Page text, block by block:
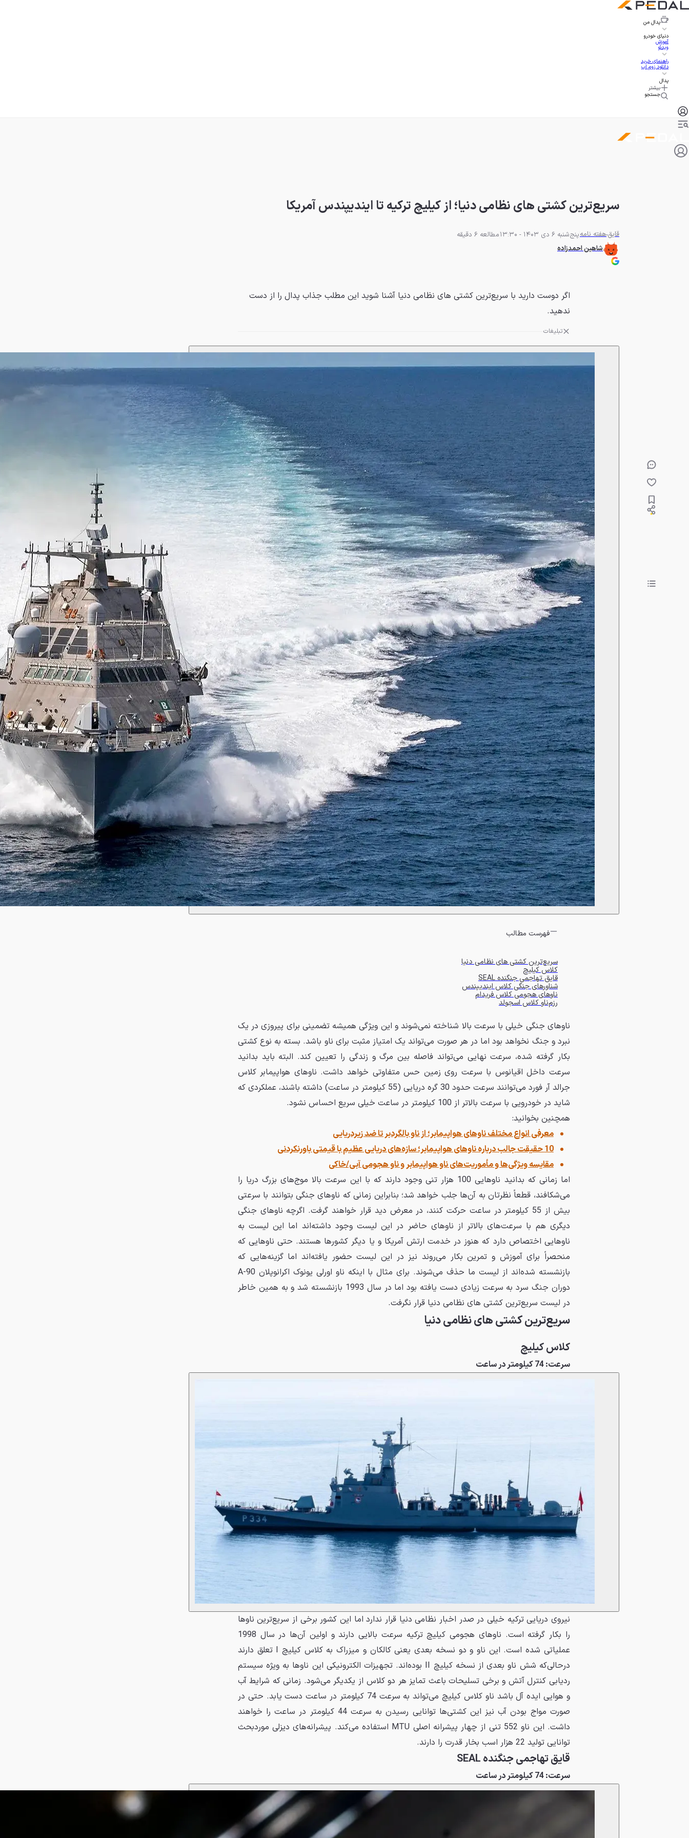
پدال من
دنیای خودرو
آموزش
ویدئو
راهنمای خرید
دانلود زوم اپ
پدال
بیشتر
جستجو
سریع‌ترین کشتی های نظامی دنیا؛ از کیلیچ ترکیه تا ایندیپندس آمریکا
قایقهفته نامهپنج‌شنبه 6 دی 1403 - 13:30
مطالعه 6 دقیقه
شاهین احمدزاده
اگر دوست دارید با سریع‌ترین کشتی های نظامی دنیا آشنا شوید این مطلب جذاب پدال را از دست
ندهید.
تبلیغات
فهرست مطالب
سریع‌ترین کشتی های نظامی دنیا
کلاس کیلیچ
قایق تهاجمی جنگنده SEAL
شناورهای جنگی کلاس ایندیپندس
ناوهای هجومی کلاس فریدام
رزم‌ناو کلاس اسجولد
ناوهای جنگی خیلی با سرعت بالا شناخته نمی‌شوند و این ویژگی همیشه تضمینی برای پیروزی در یک
نبرد و جنگ نخواهد بود اما در هر صورت می‌تواند یک امتیاز مثبت برای ناو باشد. بسته به نوع کشتی
بکار گرفته شده، سرعت نهایی می‌تواند فاصله بین مرگ و زندگی را تعیین کند. البته باید بدانید
سرعت داخل اقیانوس با سرعت روی زمین حس متفاوتی خواهد داشت. ناوهای هواپیمابر کلاس
جرالد آر فورد می‌توانند سرعت حدود 30 گره دریایی (55 کیلومتر در ساعت) داشته باشند، عملکردی که
شاید در خودرویی با سرعت بالاتر از 100 کیلومتر در ساعت خیلی سریع احساس نشود.
همچنین بخوانید:
معرفی انواع مختلف ناوهای هواپیمابر؛ از ناو بالگردبر تا ضد زیردریایی
10 حقیقت جالب درباره ناوهای هواپیمابر؛ سازه‌های دریایی عظیم با قیمتی باورنکردنی
مقایسه ویژگی‌ها و مأموریت‌های ناو هواپیمابر و ناو هجومی آبی/خاکی
اما زمانی که بدانید ناوهایی 100 هزار تنی وجود دارند که با این سرعت بالا موج‌های بزرگ دریا را
می‌شکافند، قطعاً نظرتان به آن‌ها جلب خواهد شد؛ بنابراین زمانی که ناوهای جنگی بتوانند با سرعتی
بیش از 55 کیلومتر در ساعت حرکت کنند، در معرض دید قرار خواهند گرفت. اگرچه ناوهای جنگی
دیگری هم با سرعت‌های بالاتر از ناوهای حاضر در این لیست وجود داشته‌اند اما این لیست به
ناوهایی اختصاص دارد که هنوز در خدمت ارتش آمریکا و یا دیگر کشورها هستند. حتی ناوهایی که
منحصراً برای آموزش و تمرین بکار می‌روند نیز در این لیست حضور یافته‌اند اما گزینه‌هایی که
بازنشسته شده‌اند از لیست ما حذف می‌شوند. برای مثال با اینکه ناو اورلی یونوک اکرانوپلان A-90
دوران جنگ سرد به سرعت زیادی دست یافته بود اما در سال 1993 بازنشسته شد و به همین خاطر
در لیست سریع‌ترین کشتی های نظامی دنیا قرار نگرفت.
سریع‌ترین کشتی های نظامی دنیا
کلاس کیلیچ
سرعت: 74 کیلومتر در ساعت
نیروی دریایی ترکیه خیلی در صدر اخبار نظامی دنیا قرار ندارد اما این کشور برخی از سریع‌ترین ناوها
را بکار گرفته است. ناوهای هجومی کیلیچ ترکیه سرعت بالایی دارند و اولین آن‌ها در سال 1998
عملیاتی شده است. این ناو و دو نسخه بعدی یعنی کالکان و میزراک به کلاس کیلیچ I تعلق دارند
درحالی‌که شش ناو بعدی از نسخه کیلیچ II بوده‌اند. تجهیزات الکترونیکی این ناوها به ویژه سیستم
ردیابی کنترل آتش و برخی تسلیحات باعث تمایز هر دو کلاس از یکدیگر می‌شود. زمانی که شرایط آب
و هوایی ایده آل باشد ناو کلاس کیلیچ می‌تواند به سرعت 74 کیلومتر در ساعت دست یابد. حتی در
صورت مواج بودن آب نیز این کشتی‌ها توانایی رسیدن به سرعت 44 کیلومتر در ساعت را خواهند
داشت. این ناو 552 تنی از چهار پیشرانه اصلی MTU استفاده می‌کند. پیشرانه‌های دیزلی موردبحث
توانایی تولید 22 هزار اسب بخار قدرت را دارند.
قایق تهاجمی جنگنده SEAL
سرعت: 74 کیلومتر در ساعت